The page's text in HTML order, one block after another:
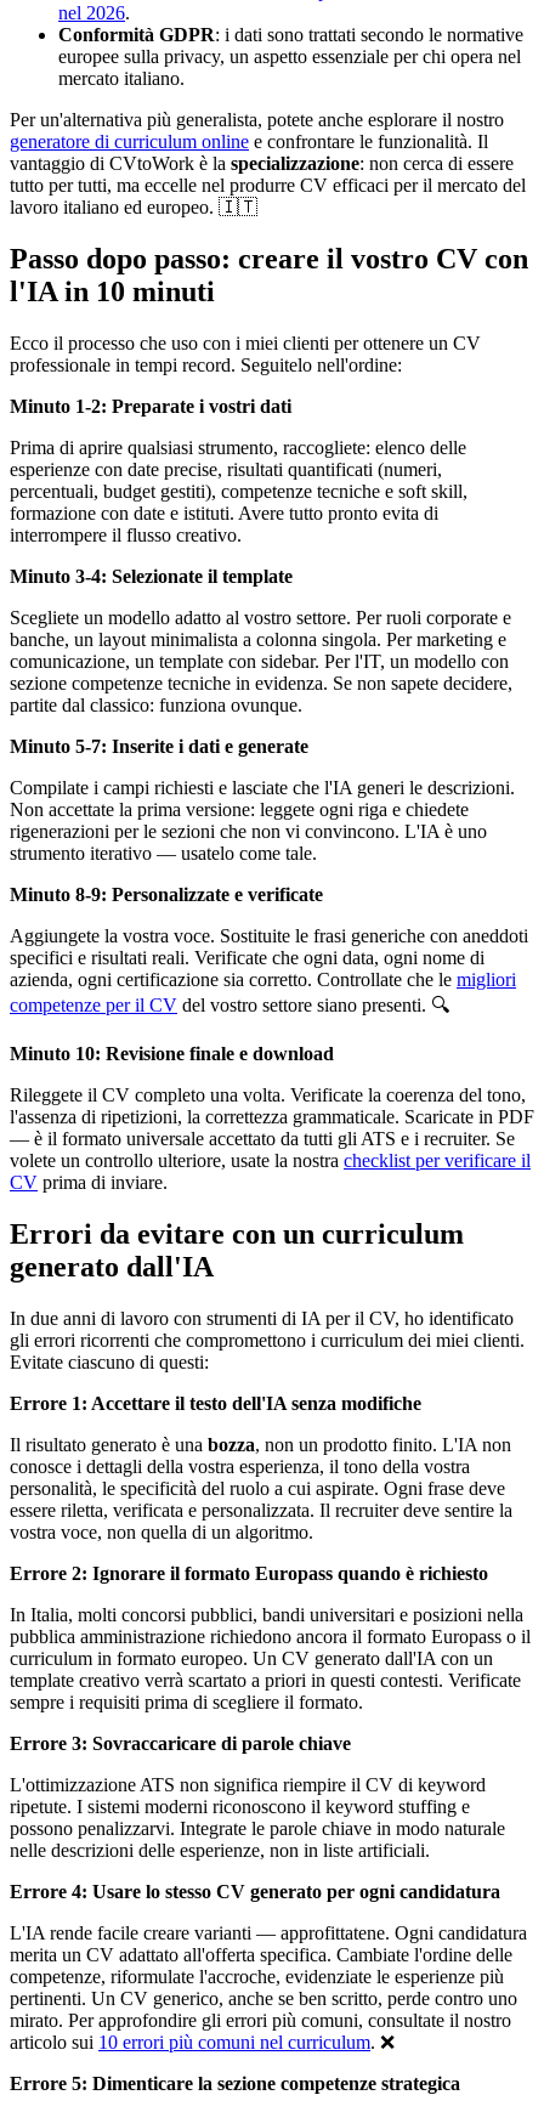
nel 2026.
Conformità GDPR: i dati sono trattati secondo le normative
europee sulla privacy, un aspetto essenziale per chi opera nel
mercato italiano.
Per un'alternativa più generalista, potete anche esplorare il nostro
generatore di curriculum online e confrontare le funzionalità. Il
vantaggio di CVtoWork è la specializzazione: non cerca di essere
tutto per tutti, ma eccelle nel produrre CV efficaci per il mercato del
lavoro italiano ed europeo. 🇮🇹
Passo dopo passo: creare il vostro CV con
l'IA in 10 minuti
Ecco il processo che uso con i miei clienti per ottenere un CV
professionale in tempi record. Seguitelo nell'ordine:
Minuto 1-2: Preparate i vostri dati
Prima di aprire qualsiasi strumento, raccogliete: elenco delle
esperienze con date precise, risultati quantificati (numeri,
percentuali, budget gestiti), competenze tecniche e soft skill,
formazione con date e istituti. Avere tutto pronto evita di
interrompere il flusso creativo.
Minuto 3-4: Selezionate il template
Scegliete un modello adatto al vostro settore. Per ruoli corporate e
banche, un layout minimalista a colonna singola. Per marketing e
comunicazione, un template con sidebar. Per l'IT, un modello con
sezione competenze tecniche in evidenza. Se non sapete decidere,
partite dal classico: funziona ovunque.
Minuto 5-7: Inserite i dati e generate
Compilate i campi richiesti e lasciate che l'IA generi le descrizioni.
Non accettate la prima versione: leggete ogni riga e chiedete
rigenerazioni per le sezioni che non vi convincono. L'IA è uno
strumento iterativo — usatelo come tale.
Minuto 8-9: Personalizzate e verificate
Aggiungete la vostra voce. Sostituite le frasi generiche con aneddoti
specifici e risultati reali. Verificate che ogni data, ogni nome di
azienda, ogni certificazione sia corretto. Controllate che le migliori
competenze per il CV del vostro settore siano presenti. 🔍
Minuto 10: Revisione finale e download
Rileggete il CV completo una volta. Verificate la coerenza del tono,
l'assenza di ripetizioni, la correttezza grammaticale. Scaricate in PDF
— è il formato universale accettato da tutti gli ATS e i recruiter. Se
volete un controllo ulteriore, usate la nostra checklist per verificare il
CV prima di inviare.
Errori da evitare con un curriculum
generato dall'IA
In due anni di lavoro con strumenti di IA per il CV, ho identificato
gli errori ricorrenti che compromettono i curriculum dei miei clienti.
Evitate ciascuno di questi:
Errore 1: Accettare il testo dell'IA senza modifiche
Il risultato generato è una bozza, non un prodotto finito. L'IA non
conosce i dettagli della vostra esperienza, il tono della vostra
personalità, le specificità del ruolo a cui aspirate. Ogni frase deve
essere riletta, verificata e personalizzata. Il recruiter deve sentire la
vostra voce, non quella di un algoritmo.
Errore 2: Ignorare il formato Europass quando è richiesto
In Italia, molti concorsi pubblici, bandi universitari e posizioni nella
pubblica amministrazione richiedono ancora il formato Europass o il
curriculum in formato europeo. Un CV generato dall'IA con un
template creativo verrà scartato a priori in questi contesti. Verificate
sempre i requisiti prima di scegliere il formato.
Errore 3: Sovraccaricare di parole chiave
L'ottimizzazione ATS non significa riempire il CV di keyword
ripetute. I sistemi moderni riconoscono il keyword stuffing e
possono penalizzarvi. Integrate le parole chiave in modo naturale
nelle descrizioni delle esperienze, non in liste artificiali.
Errore 4: Usare lo stesso CV generato per ogni candidatura
L'IA rende facile creare varianti — approfittatene. Ogni candidatura
merita un CV adattato all'offerta specifica. Cambiate l'ordine delle
competenze, riformulate l'accroche, evidenziate le esperienze più
pertinenti. Un CV generico, anche se ben scritto, perde contro uno
mirato. Per approfondire gli errori più comuni, consultate il nostro
articolo sui 10 errori più comuni nel curriculum. ❌
Errore 5: Dimenticare la sezione competenze strategica